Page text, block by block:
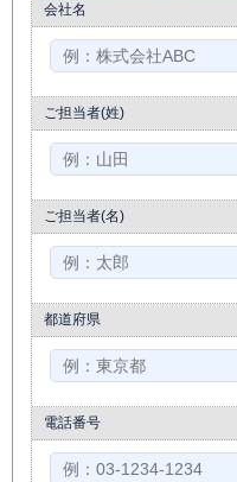
会社名
ご担当者(姓)
ご担当者(名)
都道府県
電話番号